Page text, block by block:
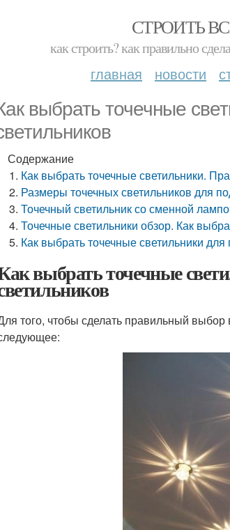
СТРОИТЬ
как строить? как правильно
главная новости
выбрать точечные
Содержание
Как выбрать точечные светильники.
Размеры точечных светильников для
Точечный светильник со сменной
Точечные светильники обзор. Как
Как выбрать точечные светильники
выбрать точечные
того, чтобы сделать правильный